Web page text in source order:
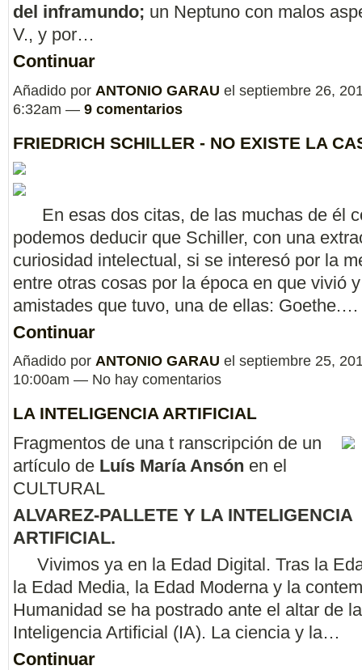
del inframundo; un Neptuno con malos
V., y por…
Continuar
Añadido por ANTONIO GARAU el septiembre 26,
6:32am — 9 comentarios
FRIEDRICH SCHILLER - NO EXISTE LA
En esas dos citas, de las muchas de él
podemos deducir que Schiller, con una
curiosidad intelectual, si se interesó por la
entre otras cosas por la época en que vivió
amistades que tuvo, una de ellas: Goethe.…
Continuar
Añadido por ANTONIO GARAU el septiembre 25,
10:00am — No hay comentarios
LA INTELIGENCIA ARTIFICIAL
Fragmentos de una t ranscripción de un
artículo de Luís María Ansón en el
CULTURAL
ALVAREZ-PALLETE Y LA INTELIGENCIA
ARTIFICIAL.
Vivimos ya en la Edad Digital. Tras la
la Edad Media, la Edad Moderna y la
Humanidad se ha postrado ante el altar de la
Inteligencia Artificial (IA). La ciencia y la…
Continuar